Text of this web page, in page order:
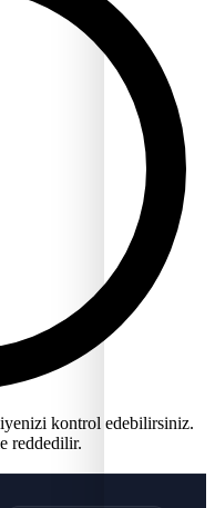
kontrol edebilirsiniz.
reddedilir.